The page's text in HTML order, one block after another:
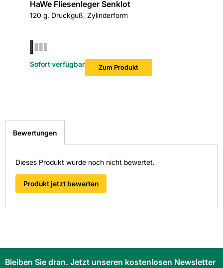
HaWe Fliesenleger Senklot
120 g, Druckguß, Zylinderform
Zum Produkt
Sofort verfügbar
Bewertungen
Dieses Produkt wurde noch nicht bewertet.
Produkt jetzt bewerten
Bleiben Sie dran. Jetzt unseren kostenlosen Newsletter